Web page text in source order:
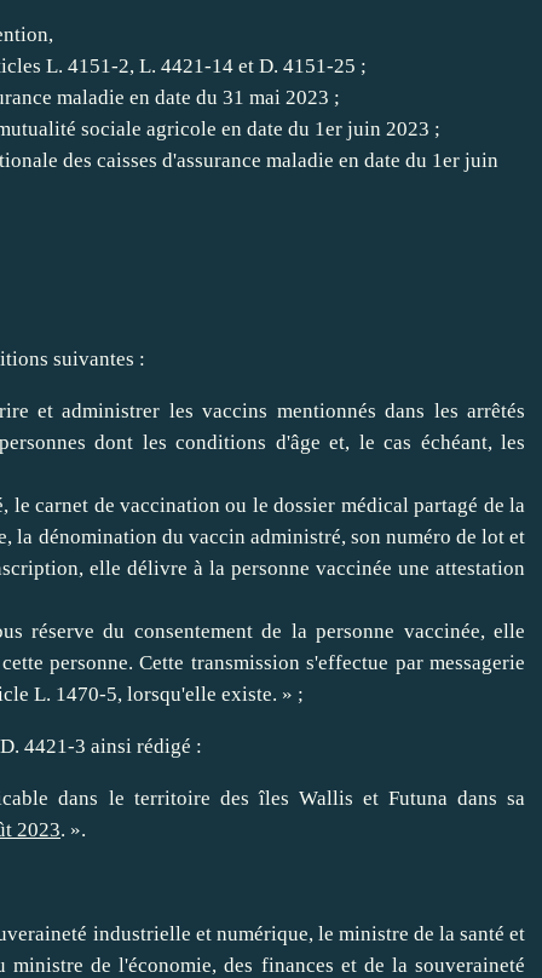
L. 4151-2, L. 4421-14 et D. 4151-25 ;
maladie en date du 31 mai 2023 ;
sociale agricole en date du 1er juin 2023 ;
des caisses d'assurance maladie en date du 1er juin
suivantes :
et administrer les vaccins mentionnés dans les arrêtés
dont les conditions d'âge et, le cas échéant, les
le carnet de vaccination ou le dossier médical partagé de la
la dénomination du vaccin administré, son numéro de lot et
elle délivre à la personne vaccinée une attestation
réserve du consentement de la personne vaccinée, elle
personne. Cette transmission s'effectue par messagerie
L. 1470-5, lorsqu'elle existe. » ;
4421-3 ainsi rédigé :
dans le territoire des îles Wallis et Futuna dans sa
2023. ».
industrielle et numérique, le ministre de la santé et
de l'économie, des finances et de la souveraineté